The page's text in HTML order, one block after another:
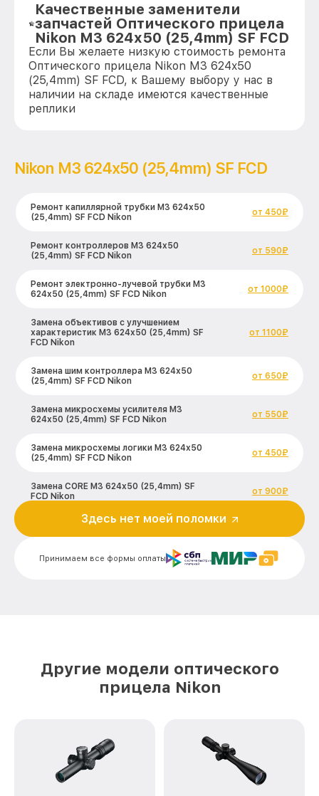
Качественные заменители
запчастей Оптического прицела
Nikon M3 624x50 (25,4mm) SF FCD
Если Вы желаете низкую стоимость ремонта
Оптического прицела Nikon M3 624x50
(25,4mm) SF FCD, к Вашему выбору у нас в
наличии на складе имеются качественные
реплики
Nikon M3 624x50 (25,4mm) SF FCD
Ремонт капиллярной трубки M3 624x50
(25,4mm) SF FCD Nikon
от 450₽
Ремонт контроллеров M3 624x50
(25,4mm) SF FCD Nikon
от 590₽
Ремонт электронно-лучевой трубки M3
624x50 (25,4mm) SF FCD Nikon
от 1000₽
Замена объективов с улучшением
характеристик M3 624x50 (25,4mm) SF
FCD Nikon
от 1100₽
Замена шим контроллера M3 624x50
(25,4mm) SF FCD Nikon
от 650₽
Замена микросхемы усилителя M3
624x50 (25,4mm) SF FCD Nikon
от 550₽
Замена микросхемы логики M3 624x50
(25,4mm) SF FCD Nikon
от 450₽
Замена CORE M3 624x50 (25,4mm) SF
FCD Nikon
от 900₽
Ремонт встроенного дальнометра и
других устройств M3 624x50 (25,4mm)
от 750₽
Восстановление питания M3 624x50
(25,4mm) SF FCD Nikon
(25,4mm) SF FCD Nikon
Замена корпуса M3 624x50 (25,4mm) SF
FCD Nikon
от 1250₽
Принимаем все формы оплаты
Здесь нет моей поломки
Другие модели оптического
прицела Nikon